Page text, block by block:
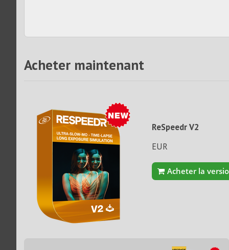
Acheter maintenant
ReSpeedr V2
EUR
Acheter la